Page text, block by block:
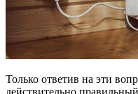
Только ответив на эти